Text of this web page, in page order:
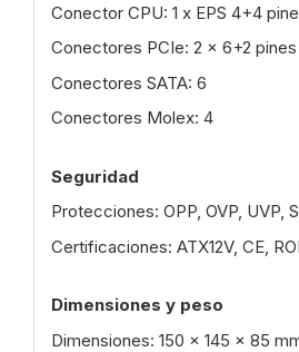
Conector CPU: 1 x EPS 4+4
Conectores PCIe: 2 x 6+2 pines
Conectores SATA: 6
Conectores Molex: 4
Seguridad
Protecciones: OPP, OVP, UVP,
Certificaciones: ATX12V, CE,
Dimensiones y peso
Dimensiones: 150 x 145 x 85